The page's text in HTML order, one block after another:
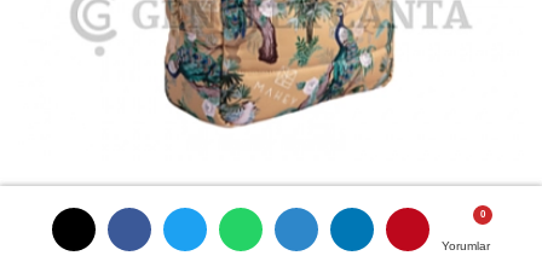
Yorumlar
Yorumlar
Kullanışlı Mikro (Mini) Çanta...